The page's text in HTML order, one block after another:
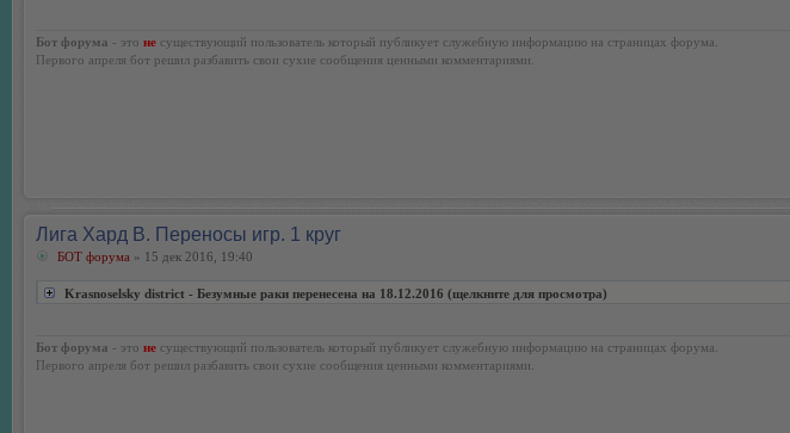
Бот форума - это не существующий пользователь который публикует служебную информацию на страницах форума.
Первого апреля бот решил разбавить свои сухие сообщения ценными комментариями.
Лига Хард В. Переносы игр. 1 круг
БОТ форума » 15 дек 2016, 19:40
Krasnoselsky district - Безумные раки перенесена на 18.12.2016 (щелкните для просмотра)
Бот форума - это не существующий пользователь который публикует служебную информацию на страницах форума.
Первого апреля бот решил разбавить свои сухие сообщения ценными комментариями.